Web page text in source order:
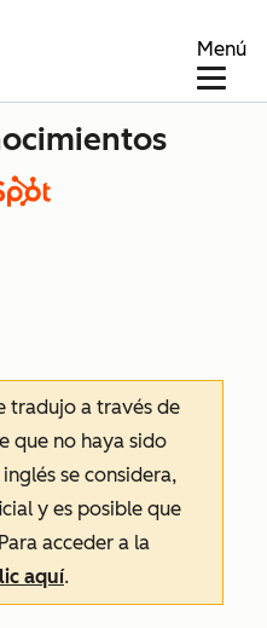
Menú
tradujo a través de
que no haya sido
se considera,
y es posible que
acceder a la
aquí.